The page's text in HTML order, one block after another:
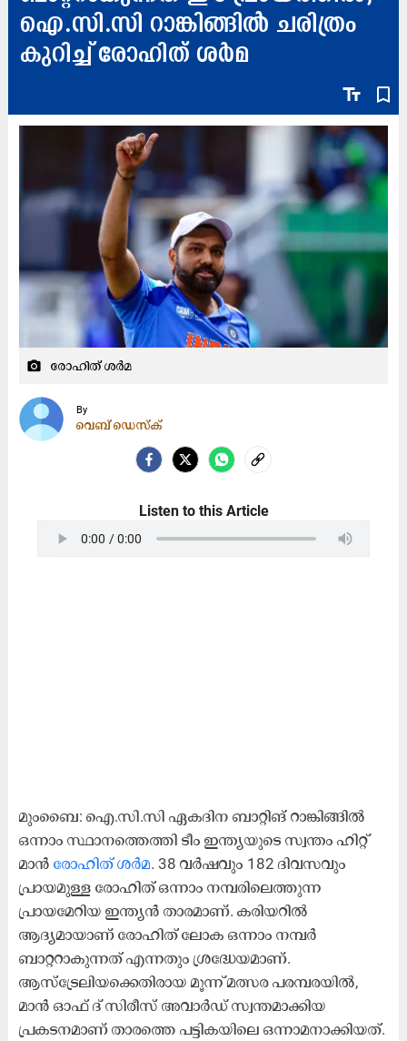
ഐ.സി.സി റാങ്കിങ്ങിൽ ചരിത്രം
കുറിച്ച് രോഹിത് ശർമ
text_fields bookmark_border
camera_alt രോഹിത് ശർമ
By
വെബ് ഡെസ്ക്
Listen to this Article
മുംബൈ: ഐ.സി.സി ഏകദിന ബാറ്റിങ് റാങ്കിങ്ങിൽ
ഒന്നാം സ്ഥാനത്തെത്തി ടീം ഇന്ത്യയുടെ സ്വന്തം ഹിറ്റ്
മാൻ രോഹിത് ശർമ. 38 വർഷവും 182 ദിവസവും
പ്രായമുള്ള രോഹിത് ഒന്നാം നമ്പരിലെത്തുന്ന
പ്രായമേറിയ ഇന്ത്യൻ താരമാണ്. കരിയറിൽ
ആദ്യമായാണ് രോഹിത് ലോക ഒന്നാം നമ്പർ
ബാറ്ററാകുന്നത് എന്നതും ശ്രദ്ധേയമാണ്.
ആസ്ട്രേലിയക്കെതിരായ മൂന്ന് മത്സര പരമ്പരയിൽ,
മാൻ ഓഫ് ദ് സിരീസ് അവാർഡ് സ്വന്തമാക്കിയ
പ്രകടനമാണ് താരത്തെ പട്ടികയിലെ ഒന്നാമനാക്കിയത്.